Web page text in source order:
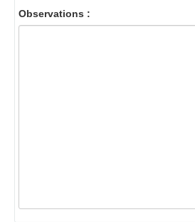
Observations :